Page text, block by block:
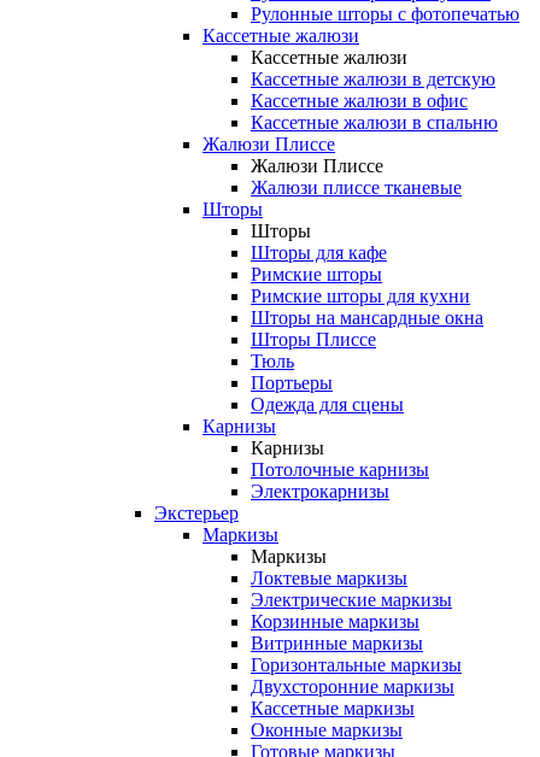
Рулонные шторы с фотопечатью
Кассетные жалюзи
Кассетные жалюзи
Кассетные жалюзи в детскую
Кассетные жалюзи в офис
Кассетные жалюзи в спальню
Жалюзи Плиссе
Жалюзи Плиссе
Жалюзи плиссе тканевые
Шторы
Шторы
Шторы для кафе
Римские шторы
Римские шторы для кухни
Шторы на мансардные окна
Шторы Плиссе
Тюль
Портьеры
Одежда для сцены
Карнизы
Карнизы
Потолочные карнизы
Электрокарнизы
Экстерьер
Маркизы
Маркизы
Локтевые маркизы
Электрические маркизы
Корзинные маркизы
Витринные маркизы
Горизонтальные маркизы
Двухсторонние маркизы
Кассетные маркизы
Оконные маркизы
Готовые маркизы